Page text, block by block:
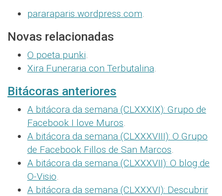
pararaparis.wordpress.com.
Novas relacionadas
O poeta punki.
Xira Funeraria con Terbutalina.
Bitácoras anteriores
A bitácora da semana (CLXXXIX): Grupo de
Facebook I love Muros.
A bitácora da semana (CLXXXVIII): O Grupo
de Facebook Fillos de San Marcos.
A bitácora da semana (CLXXXVII): O blog de
O-Visio.
A bitácora da semana (CLXXXVI): Descubrir